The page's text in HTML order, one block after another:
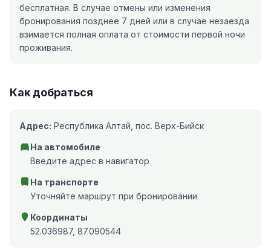
бесплатная. В случае отмены или изменения
бронирования позднее 7 дней или в случае незаезда
взимается полная оплата от стоимости первой ночи
проживания.
Как добраться
Адрес: Республика Алтай, пос. Верх-Бийск
На автомобиле
Введите адрес в навигатор
На транспорте
Уточняйте маршрут при бронировании
Координаты
52.036987, 87.090544